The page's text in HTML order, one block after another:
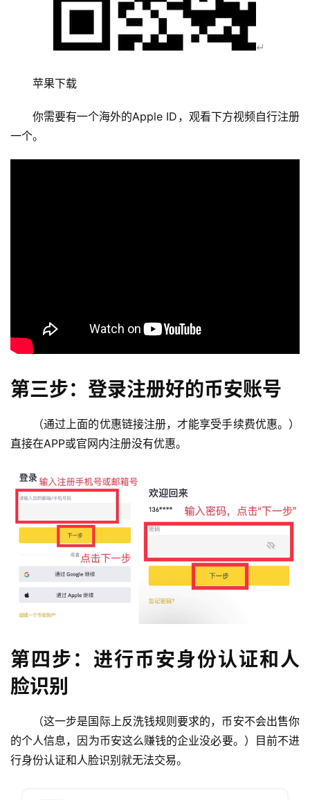
苹果下载
你需要有一个海外的Apple ID，观看下方视频自行注册
一个。
第三步：登录注册好的币安账号
（通过上面的优惠链接注册，才能享受手续费优惠。）
直接在APP或官网内注册没有优惠。
第四步：进行币安身份认证和人
脸识别
（这一步是国际上反洗钱规则要求的，币安不会出售你
的个人信息，因为币安这么赚钱的企业没必要。）目前不进
行身份认证和人脸识别就无法交易。